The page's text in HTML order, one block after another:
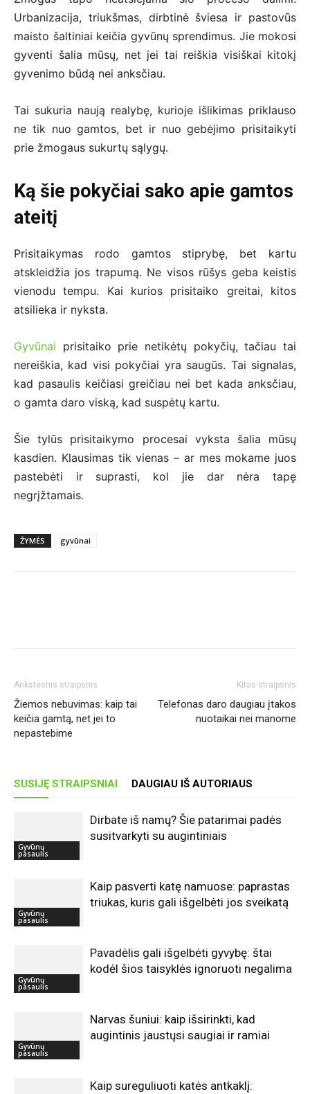
Urbanizacija, triukšmas, dirbtinė šviesa ir pastovūs
maisto šaltiniai keičia gyvūnų sprendimus. Jie mokosi
gyventi šalia mūsų, net jei tai reiškia visiškai kitokį
gyvenimo būdą nei anksčiau.
Tai sukuria naują realybę, kurioje išlikimas priklauso
ne tik nuo gamtos, bet ir nuo gebėjimo prisitaikyti
prie žmogaus sukurtų sąlygų.
Ką šie pokyčiai sako apie gamtos
ateitį
Prisitaikymas rodo gamtos stiprybę, bet kartu
atskleidžia jos trapumą. Ne visos rūšys geba keistis
vienodu tempu. Kai kurios prisitaiko greitai, kitos
atsilieka ir nyksta.
Gyvūnai prisitaiko prie netikėtų pokyčių, tačiau tai
nereiškia, kad visi pokyčiai yra saugūs. Tai signalas,
kad pasaulis keičiasi greičiau nei bet kada anksčiau,
o gamta daro viską, kad suspėtų kartu.
Šie tylūs prisitaikymo procesai vyksta šalia mūsų
kasdien. Klausimas tik vienas – ar mes mokame juos
pastebėti ir suprasti, kol jie dar nėra tapę
negrįžtamais.
ŽYMĖS gyvūnai
Ankstesnis straipsnis
Žiemos nebuvimas: kaip tai
keičia gamtą, net jei to
nepastebime
Kitas straipsnis
Telefonas daro daugiau įtakos
nuotaikai nei manome
SUSIJĘ STRAIPSNIAI DAUGIAU IŠ AUTORIAUS
Gyvūnų
pasaulis
Dirbate iš namų? Šie patarimai padės
susitvarkyti su augintiniais
Gyvūnų
pasaulis
Kaip pasverti katę namuose: paprastas
triukas, kuris gali išgelbėti jos sveikatą
Gyvūnų
pasaulis
Pavadėlis gali išgelbėti gyvybę: štai
kodėl šios taisyklės ignoruoti negalima
Gyvūnų
pasaulis
Narvas šuniui: kaip išsirinkti, kad
augintinis jaustųsi saugiai ir ramiai
Kaip sureguliuoti katės antkaklį: